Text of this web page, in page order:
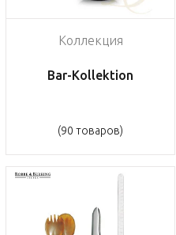
Коллекция
Bar-Kollektion
(90 товаров)